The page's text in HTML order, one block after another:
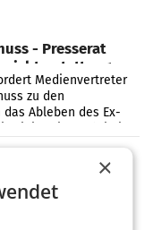
- Presserat
Medienvertreter
zu den
Ableben des Ex-
wehrt sich in
derzeit den
×